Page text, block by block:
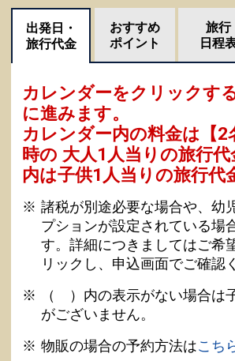
出発日・
旅行代金
おすすめ
ポイント
旅行
日程
カレンダーをクリックす
に進みます。
カレンダー内の料金は 【2
時の 大人1人当りの旅行代
内は子供1人当りの旅行代
諸税が別途必要な場合や、幼
プションが設定されている場
す。詳細につきましてはご希
リックし、申込画面でご確認
（ ）内の表示がない場合は
がございません。
物販の場合の予約方法はこち